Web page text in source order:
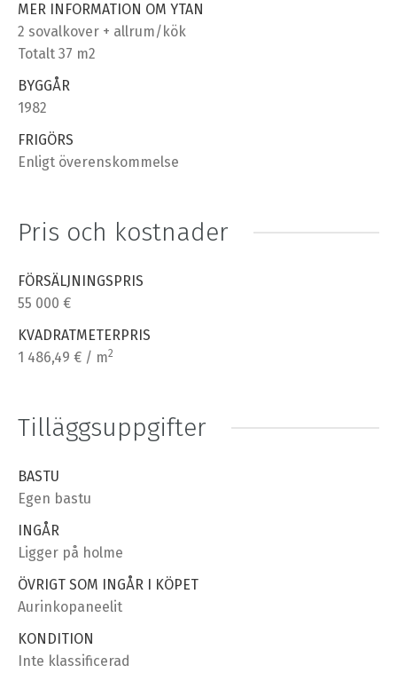
MER INFORMATION OM YTAN
2 sovalkover + allrum/kök
Totalt 37 m2
BYGGÅR
1982
FRIGÖRS
Enligt överenskommelse
Pris och kostnader
FÖRSÄLJNINGSPRIS
55 000 €
KVADRATMETERPRIS
1 486,49 € / m2
Tilläggsuppgifter
BASTU
Egen bastu
INGÅR
Ligger på holme
ÖVRIGT SOM INGÅR I KÖPET
Aurinkopaneelit
KONDITION
Inte klassificerad